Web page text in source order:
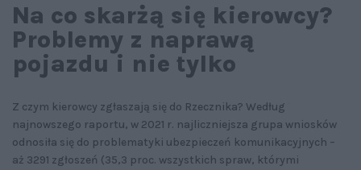
Na co skarżą się kierowcy?
Problemy z naprawą
pojazdu i nie tylko
Z czym kierowcy zgłaszają się do Rzecznika? Według
najnowszego raportu, w 2021 r. najliczniejsza grupa wniosków
odnosiła się do problematyki ubezpieczeń komunikacyjnych –
aż 3291 zgłoszeń (35,3 proc. wszystkich spraw, którymi